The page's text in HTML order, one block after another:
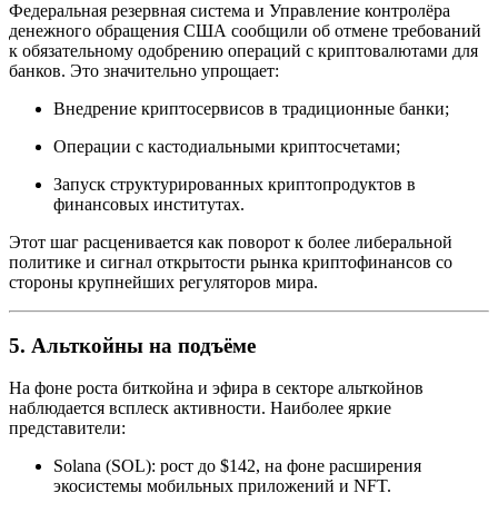
Федеральная резервная система и Управление контролёра
денежного обращения США сообщили об отмене требований
к обязательному одобрению операций с криптовалютами для
банков. Это значительно упрощает:
Внедрение криптосервисов в традиционные банки;
Операции с кастодиальными криптосчетами;
Запуск структурированных криптопродуктов в
финансовых институтах.
Этот шаг расценивается как поворот к более либеральной
политике и сигнал открытости рынка криптофинансов со
стороны крупнейших регуляторов мира.
5. Альткойны на подъёме
На фоне роста биткойна и эфира в секторе альткойнов
наблюдается всплеск активности. Наиболее яркие
представители:
Solana (SOL): рост до $142, на фоне расширения
экосистемы мобильных приложений и NFT.